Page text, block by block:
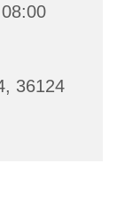
36124